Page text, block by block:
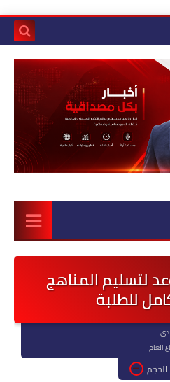
لتسليم المناهج
للطلبة
العام
الحجم